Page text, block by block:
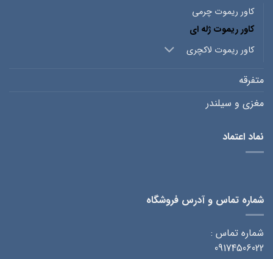
کاور ریموت چرمی
کاور ریموت ژله ای
کاور ریموت لاکچری
متفرقه
مغزی و سیلندر
نماد اعتماد
شماره تماس و آدرس فروشگاه
شماره تماس :
09174506022